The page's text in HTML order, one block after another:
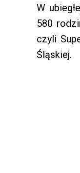
W
580
czyli
Śląskiej.